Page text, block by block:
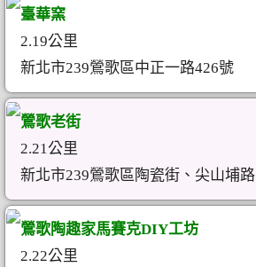
臺華窯
2.19公里
新北市239鶯歌區中正一路426號
鶯歌老街
2.21公里
新北市239鶯歌區陶瓷街、尖山埔路
鶯歌陶趣家馬賽克DIY工坊
2.22公里